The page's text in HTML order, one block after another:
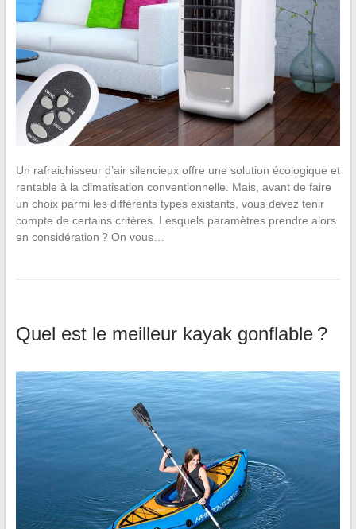
Un rafraichisseur d’air silencieux offre une solution écologique et
rentable à la climatisation conventionnelle. Mais, avant de faire
un choix parmi les différents types existants, vous devez tenir
compte de certains critères. Lesquels paramètres prendre alors
en considération ? On vous…
Quel est le meilleur kayak gonflable ?